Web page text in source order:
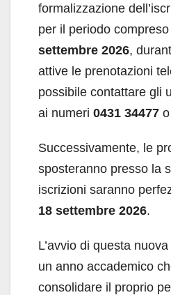
formalizzazione
per il periodo compreso
settembre 2026,
attive le prenotazioni
possibile contattare gli
ai numeri 0431 34477 o
Successivamente, le
sposteranno presso la
iscrizioni saranno
18 settembre 2026.
L’avvio di questa
un anno accademico
consolidare il proprio